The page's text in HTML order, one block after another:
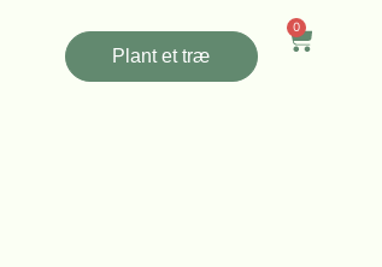
Plant et træ
0